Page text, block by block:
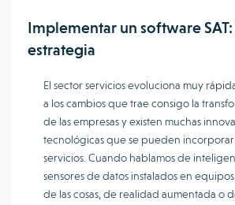
Implementar un software
estrategia
El sector servicios evoluciona muy
a los cambios que trae consigo la
de las empresas y existen muchas
tecnológicas que se pueden incorporar
servicios. Cuando hablamos de
sensores de datos instalados en
de las cosas, de realidad aumentada o